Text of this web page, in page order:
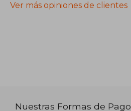
Ver más opiniones de clientes
Nuestras Formas de Pago